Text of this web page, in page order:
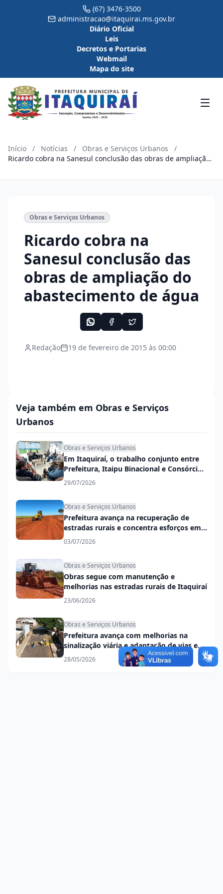
(67) 3476-3500
administracao@itaquirai.ms.gov.br
Diário Oficial
Leis
Decretos e Portarias
Webmail
Mapa do site
Início / Notícias / Obras e Serviços Urbanos
/
Ricardo cobra na Sanesul conclusão das obras de ampliação
Obras e Serviços Urbanos
Ricardo cobra na
Sanesul conclusão das
obras de ampliação do
abastecimento de água
Redação 19 de fevereiro de 2015 às 00:00
Veja também em Obras e Serviços
Urbanos
Obras e Serviços Urbanos
Em Itaquiraí, o trabalho conjunto entre
Prefeitura, Itaipu Binacional e Consórcio
Conisul garante mais desenvolvimento
29/07/2026
Obras e Serviços Urbanos
Prefeitura avança na recuperação de
estradas rurais e concentra esforços em
trechos mais críticos
03/07/2026
Obras e Serviços Urbanos
Obras segue com manutenção e
melhorias nas estradas rurais de Itaquiraí
23/06/2026
Obras e Serviços Urbanos
Prefeitura avança com melhorias na
sinalização viária e adaptação de vias em
mão única
28/05/2026